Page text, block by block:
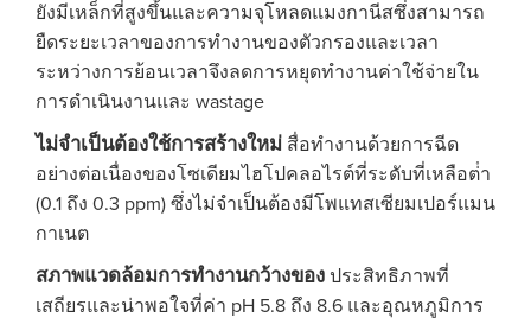
ยังมีเหล็กที่สูงขึ้นและความจุโหลดแมงกานีสซึ่งสามารถ
ยืดระยะเวลาของการทํางานของตัวกรองและเวลา
ระหว่างการย้อนเวลาจึงลดการหยุดทํางานค่าใช้จ่ายใน
การดําเนินงานและ wastage
ไม่จําเป็นต้องใช้การสร้างใหม่ สื่อทํางานด้วยการฉีด
อย่างต่อเนื่องของโซเดียมไฮโปคลอไรต์ที่ระดับที่เหลือต่ํา
(0.1 ถึง 0.3 ppm) ซึ่งไม่จําเป็นต้องมีโพแทสเซียมเปอร์แมน
กาเนต
สภาพแวดล้อมการทํางานกว้างของ ประสิทธิภาพที่
เสถียรและน่าพอใจที่ค่า pH 5.8 ถึง 8.6 และอุณหภูมิการ